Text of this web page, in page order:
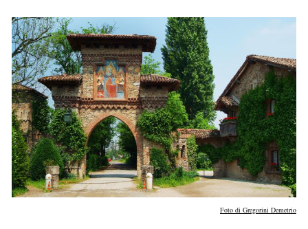
Foto di Gregorini Demetrio